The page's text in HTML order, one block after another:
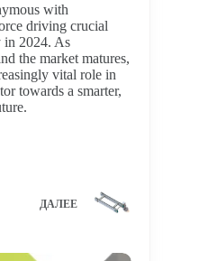
with
driving crucial
in 2024. As
the market matures,
vital role in
towards a smarter,
ДАЛЕЕ